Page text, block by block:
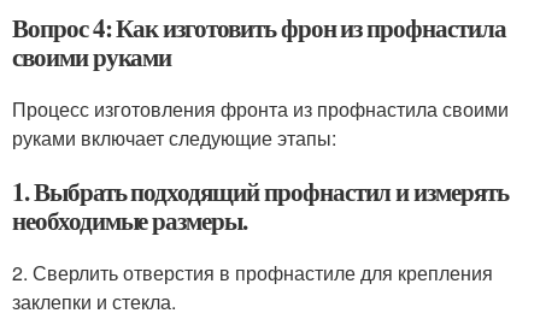
Вопрос 4: Как изготовить фрон из профнастила
своими руками
Процесс изготовления фронта из профнастила своими
руками включает следующие этапы:
1. Выбрать подходящий профнастил и измерять
необходимые размеры.
2. Сверлить отверстия в профнастиле для крепления
заклепки и стекла.